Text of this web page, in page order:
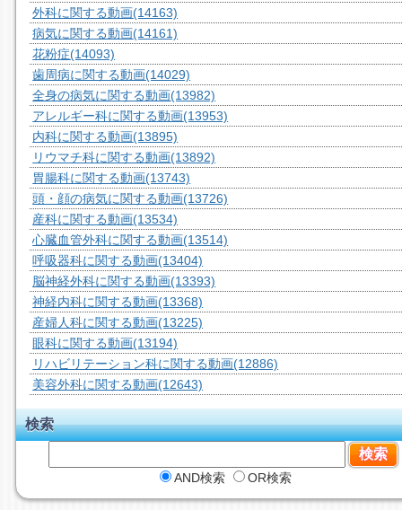
外科に関する動画(14163)
病気に関する動画(14161)
花粉症(14093)
歯周病に関する動画(14029)
全身の病気に関する動画(13982)
アレルギー科に関する動画(13953)
内科に関する動画(13895)
リウマチ科に関する動画(13892)
胃腸科に関する動画(13743)
頭・顔の病気に関する動画(13726)
産科に関する動画(13534)
心臓血管外科に関する動画(13514)
呼吸器科に関する動画(13404)
脳神経外科に関する動画(13393)
神経内科に関する動画(13368)
産婦人科に関する動画(13225)
眼科に関する動画(13194)
リハビリテーション科に関する動画(12886)
美容外科に関する動画(12643)
検索
AND検索 OR検索